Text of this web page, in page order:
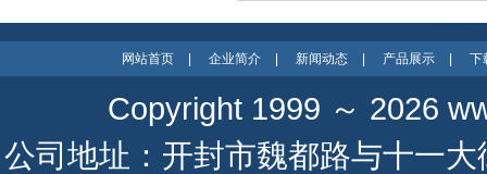
网站首页 企业简介 新闻动态 产品展示 下
Copyright 1999 ～ 2026
公司地址：开封市魏都路与十一